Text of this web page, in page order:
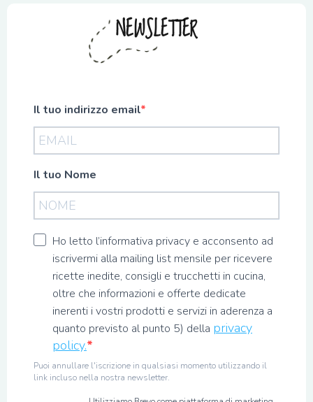
NEWSLETTER
Il tuo indirizzo email
Il tuo Nome
Ho letto l’informativa privacy e acconsento ad
iscrivermi alla mailing list mensile per ricevere
ricette inedite, consigli e trucchetti in cucina,
oltre che informazioni e offerte dedicate
inerenti i vostri prodotti e servizi in aderenza a
quanto previsto al punto 5) della privacy
policy.
Puoi annullare l'iscrizione in qualsiasi momento utilizzando il
link incluso nella nostra newsletter.